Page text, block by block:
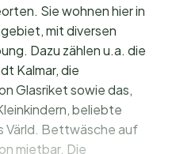
Sie wohnen hier in
mit diversen
Dazu zählen u.a. die
Kalmar, die
Glasriket sowie das,
beliebte
Värld. Bettwäsche auf
mietbar. Die